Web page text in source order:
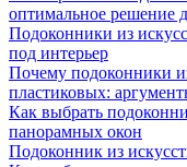
оптимальное решение
Подоконники из
под интерьер
Почему подоконники
пластиковых:
Как выбрать
панорамных окон
Подоконник из